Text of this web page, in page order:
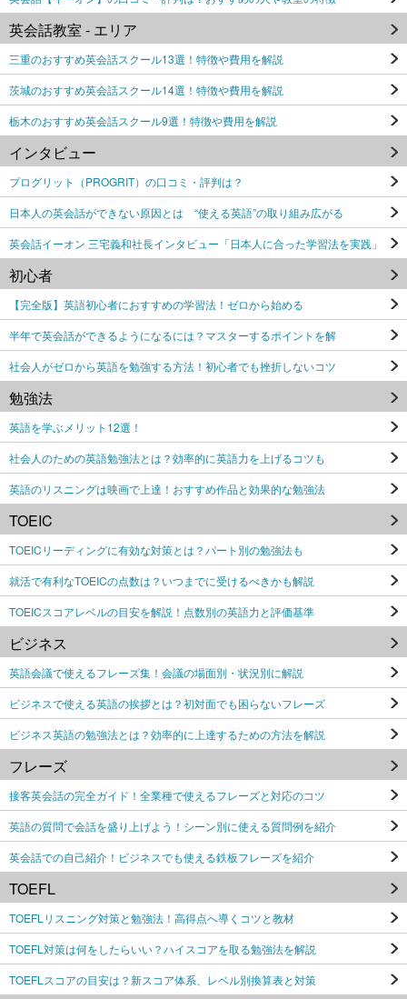
英会話教室 - エリア
三重のおすすめ英会話スクール13選！特徴や費用を解説
茨城のおすすめ英会話スクール14選！特徴や費用を解説
栃木のおすすめ英会話スクール9選！特徴や費用を解説
インタビュー
プログリット（PROGRIT）の口コミ・評判は？
日本人の英会話ができない原因とは “使える英語”の取り組み広がる
英会話イーオン 三宅義和社長インタビュー「日本人に合った学習法を実践」
初心者
【完全版】英語初心者におすすめの学習法！ゼロから始める
半年で英会話ができるようになるには？マスターするポイントを解
社会人がゼロから英語を勉強する方法！初心者でも挫折しないコツ
勉強法
英語を学ぶメリット12選！
社会人のための英語勉強法とは？効率的に英語力を上げるコツも
英語のリスニングは映画で上達！おすすめ作品と効果的な勉強法
TOEIC
TOEICリーディングに有効な対策とは？パート別の勉強法も
就活で有利なTOEICの点数は？いつまでに受けるべきかも解説
TOEICスコアレベルの目安を解説！点数別の英語力と評価基準
ビジネス
英語会議で使えるフレーズ集！会議の場面別・状況別に解説
ビジネスで使える英語の挨拶とは？初対面でも困らないフレーズ
ビジネス英語の勉強法とは？効率的に上達するための方法を解説
フレーズ
接客英会話の完全ガイド！全業種で使えるフレーズと対応のコツ
英語の質問で会話を盛り上げよう！シーン別に使える質問例を紹介
英会話での自己紹介！ビジネスでも使える鉄板フレーズを紹介
TOEFL
TOEFLリスニング対策と勉強法！高得点へ導くコツと教材
TOEFL対策は何をしたらいい？ハイスコアを取る勉強法を解説
TOEFLスコアの目安は？新スコア体系、レベル別換算表と対策